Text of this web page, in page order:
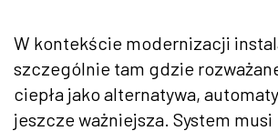
W kontekście modernizacji
szczególnie tam gdzie
ciepła jako alternatywa,
jeszcze ważniejsza. System musi